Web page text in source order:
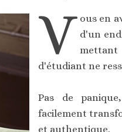
V ous en
d'un
mettant
d'étudiant ne
Pas de
facilement
et authentique.